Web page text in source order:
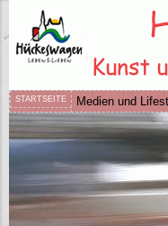
STARTSEITE Medien und